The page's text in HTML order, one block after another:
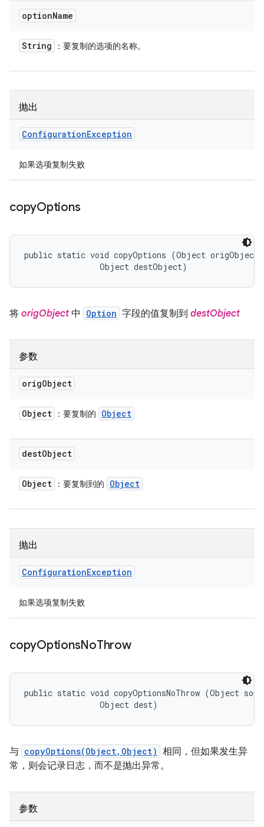
optionName
String ：要复制的选项的名称。
抛出
ConfigurationException
如果选项复制失败
copyOptions
public static void copyOptions (Object
                Object destObject)
将 origObject中 Option 字段的值复制到 destObject
参数
origObject
Object ：要复制的 Object
destObject
Object ：要复制到的 Object
抛出
ConfigurationException
如果选项复制失败
copyOptionsNoThrow
public static void copyOptionsNoThrow (Object
                Object dest)
与 copyOptions(Object,Object) 相同，但如果发生异
常，则会记录日志，而不是抛出异常。
参数